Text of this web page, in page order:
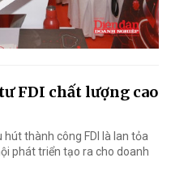
FDI chất lượng cao
thành công FDI là lan tỏa
phát triển tạo ra cho doanh